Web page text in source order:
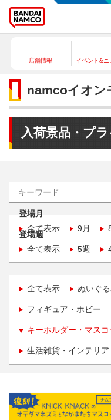
店舗情報 イベント&ニ
namcoイオン
入荷景品・プ
登場月
全て表示
9月
登場週
全て表示
5週
全て表示 ぬいぐ
フィギュア・ホビー
キーホルダー・マス
生活雑貨・インテリア